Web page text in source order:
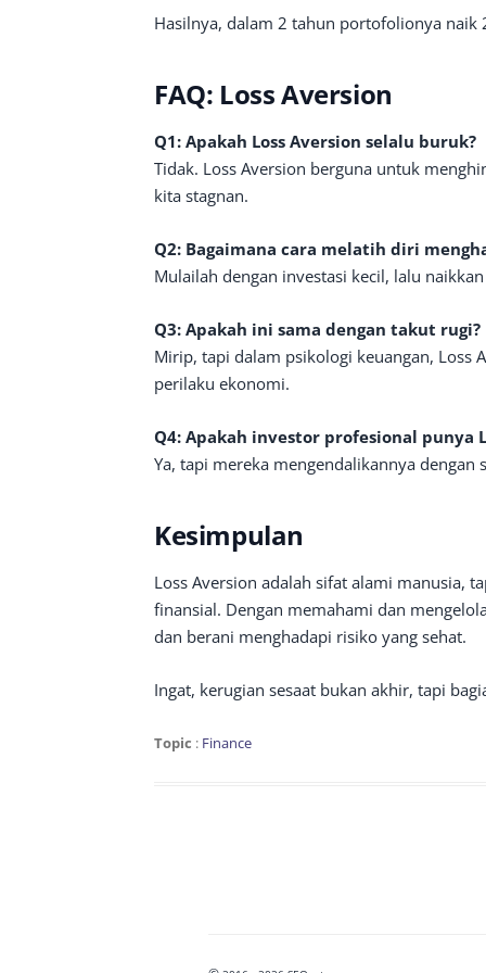
Hasilnya, dalam 2 tahun portofolionya naik
FAQ: Loss Aversion
Q1: Apakah Loss Aversion selalu buruk?
Tidak. Loss Aversion berguna untuk
kita stagnan.
Q2: Bagaimana cara melatih diri
Mulailah dengan investasi kecil, lalu
Q3: Apakah ini sama dengan takut rugi?
Mirip, tapi dalam psikologi keuangan,
perilaku ekonomi.
Q4: Apakah investor profesional punya
Ya, tapi mereka mengendalikannya dengan
Kesimpulan
Loss Aversion adalah sifat alami manusia,
finansial. Dengan memahami dan
dan berani menghadapi risiko yang sehat.
Ingat, kerugian sesaat bukan akhir, tapi
Topic : Finance